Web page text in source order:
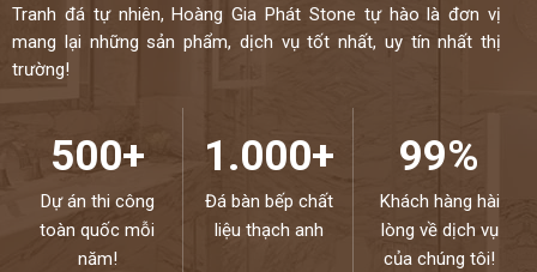
Tranh đá tự nhiên, Hoàng Gia Phát Stone tự hào là đơn vị
mang lại những sản phẩm, dịch vụ tốt nhất, uy tín nhất thị
trường!
500+
Dự án thi công
toàn quốc mỗi
năm!
1.000+
Đá bàn bếp chất
liệu thạch anh
99%
Khách hàng hài
lòng về dịch vụ
của chúng tôi!